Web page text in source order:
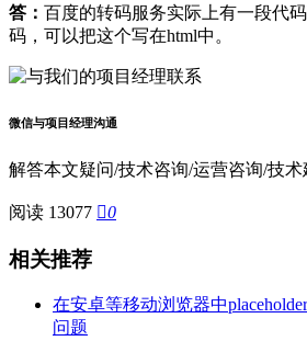
答： 百度的转码服务实际上有一段代
码，可以把这个写在html中。
微信与项目经理沟通
解答本文疑问/技术咨询/运营咨询/技
阅读 13077 0
相关推荐
在安卓等移动浏览器中
问题